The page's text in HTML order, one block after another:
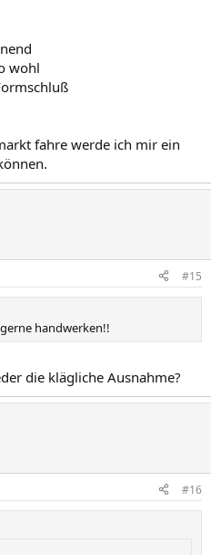
wohl
fahre werde ich mir ein
#15
handwerken!!
die klägliche Ausnahme?
#16